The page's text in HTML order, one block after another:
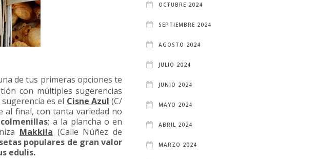
de tus primeras opciones te
con múltiples sugerencias
es el Cisne Azul (C/
al final, con tanta variedad no
; a la plancha o en
Makkila (Calle Núñez de
populares de gran valor
edulis.
OCTUBRE 2024
SEPTIEMBRE 2024
AGOSTO 2024
JULIO 2024
JUNIO 2024
MAYO 2024
ABRIL 2024
MARZO 2024